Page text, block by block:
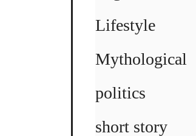
Lifestyle
Mythological
politics
short story